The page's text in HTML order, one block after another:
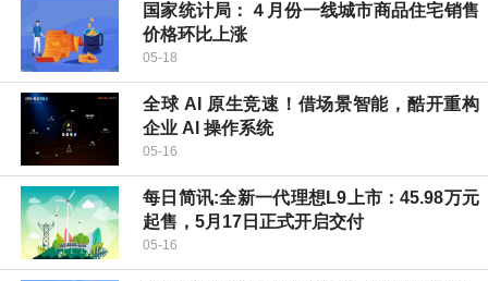
国家统计局：４月份一线城市商品住宅销售
价格环比上涨
05-18
全球 AI 原生竞速！借场景智能，酷开重构
企业 AI 操作系统
05-16
每日简讯:全新一代理想L9上市：45.98万元
起售，5月17日正式开启交付
05-16